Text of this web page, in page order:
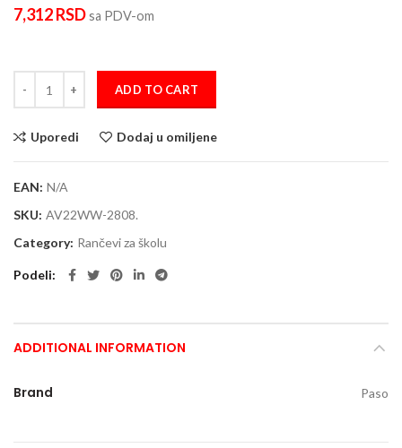
7,312RSDsa PDV-om
ADD TO CART
Uporedi Dodaj u omiljene
EAN: N/A
SKU: AV22WW-2808.
Category: Rančevi za školu
Podeli
ADDITIONAL INFORMATION
Brand Paso